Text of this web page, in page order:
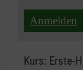
Anmelden
Kurs: Erste-